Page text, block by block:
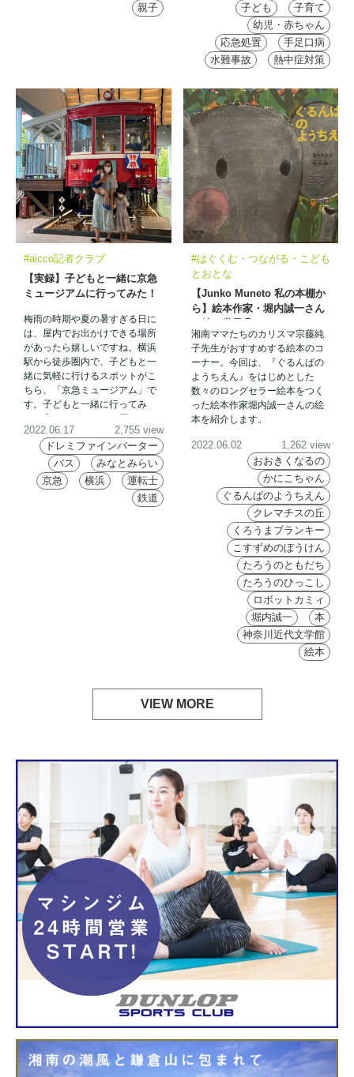
親子 子ども
子育て
幼児・赤ちゃん
応急処置
手足口病
水難事故
熱中症対策
#aicco記者クラブ
【実録】子どもと一緒に京急
ミュージアムに行ってみた！
梅雨の時期や夏の暑すぎる日に
は、屋内でお出かけできる場所
があったら嬉しいですね。横浜
駅から徒歩圏内で、子どもと一
緒に気軽に行けるスポットがこ
ちら、「京急ミュージアム」で
す。子どもと一緒に行ってみ
す！
2022.06.17
2,755 view
ドレミファインバーター
バス
みなとみらい
京急
横浜
運転士
鉄道
#はぐくむ・つながる・こども
とおとな
【Junko Muneto 私の本棚か
ら】絵本作家・堀内誠一さん
湘南ママたちのカリスマ宗藤純
子先生がおすすめする絵本のコ
ーナー。今回は、『ぐるんぱの
ようちえん』をはじめとした
数々のロングセラー絵本をつく
った絵本作家堀内誠一さんの絵
本を紹介します。
2022.06.02
1,262 view
おおきくなるの
かにこちゃん
ぐるんぱのようちえん
クレマチスの丘
くろうまブランキー
こすずめのぼうけん
たろうのともだち
たろうのひっこし
ロボットカミィ
堀内誠一
本
神奈川近代文学館
絵本
VIEW MORE